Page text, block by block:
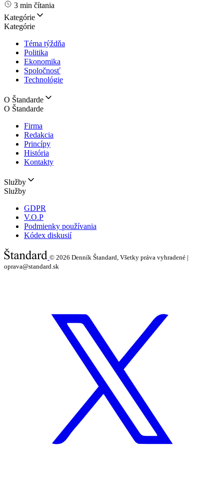
3 min čítania
Kategórie
Kategórie
Téma týždňa
Politika
Ekonomika
Spoločnosť
Technológie
O Štandarde
O Štandarde
Firma
Redakcia
Princípy
História
Kontakty
Služby
Služby
GDPR
V.O.P
Podmienky používania
Kódex diskusií
© 2026 Denník Štandard, Všetky práva vyhradené |
oprava@standard.sk